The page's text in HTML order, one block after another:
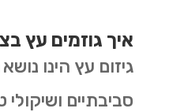
איך גוזמים עץ
גיזום עץ הינו
סביבתיים